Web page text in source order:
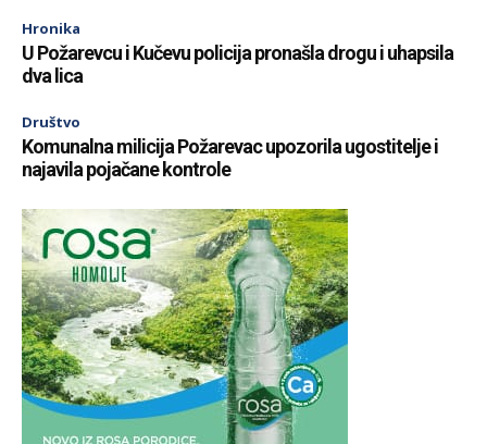
Hronika
U Požarevcu i Kučevu policija pronašla drogu i uhapsila
dva lica
Društvo
Komunalna milicija Požarevac upozorila ugostitelje i
najavila pojačane kontrole